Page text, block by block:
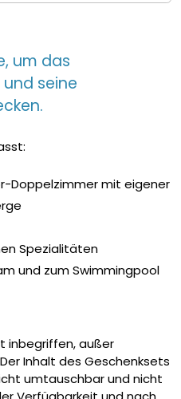
um das
und seine
Doppelzimmer mit eigener
Spezialitäten
und zum Swimmingpool
inbegriffen, außer
Inhalt des Geschenksets
umtauschbar und nicht